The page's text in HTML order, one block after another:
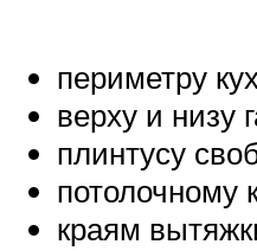
периметру
верху и низу
плинтусу
потолочному
краям